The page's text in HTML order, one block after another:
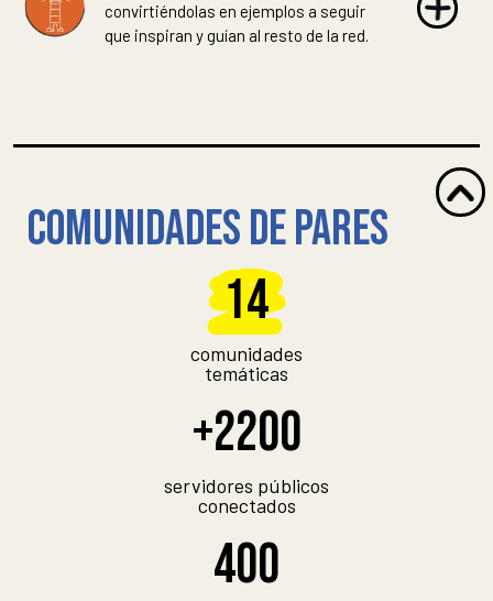
convirtiéndolas en ejemplos a seguir
que inspiran y guían al resto de la red.
COMUNIDADES DE PARES
14
comunidades
temáticas
+2200
servidores públicos
conectados
400